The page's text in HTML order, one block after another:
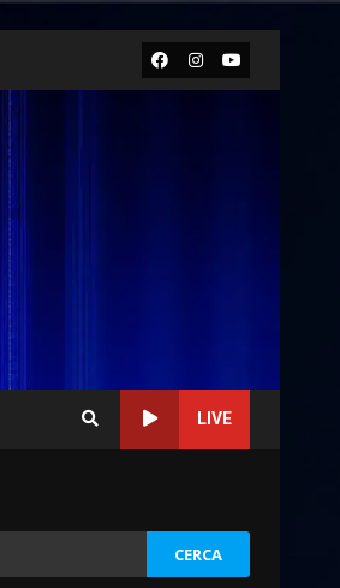
Facebook
Instagram
Youtube
LIVE